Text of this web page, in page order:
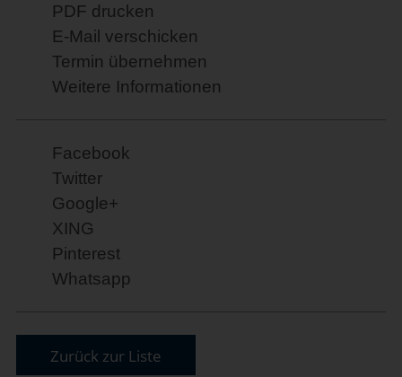
PDF drucken
E-Mail verschicken
Termin übernehmen
Weitere Informationen
Facebook
Twitter
Google+
XING
Pinterest
Whatsapp
Zurück zur Liste